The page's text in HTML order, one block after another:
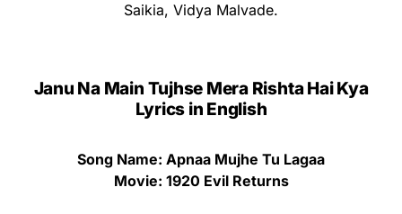
Saikia, Vidya Malvade.
Janu Na Main Tujhse Mera Rishta Hai Kya
Lyrics in English
Song Name: Apnaa Mujhe Tu Lagaa
Movie: 1920 Evil Returns